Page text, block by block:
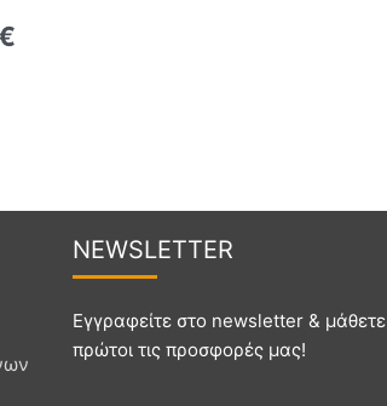
NEWSLETTER
Εγγραφείτε στο newsletter & μάθετε
πρώτοι τις προσφορές μας!